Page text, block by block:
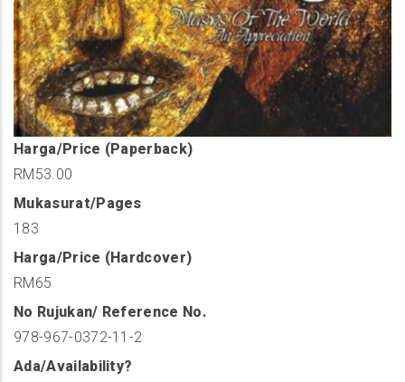
Harga/Price (Paperback)
RM53.00
Mukasurat/Pages
183
Harga/Price (Hardcover)
RM65
No Rujukan/ Reference No.
978-967-0372-11-2
Ada/Availability?